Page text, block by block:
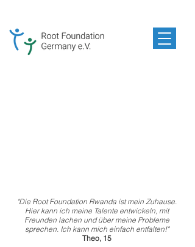
"Die Root Foundation Rwanda ist mein Zuhause.
Hier kann ich meine Talente entwickeln, mit
Freunden lachen und über meine Probleme
sprechen. Ich kann mich einfach entfalten!"
Theo, 15